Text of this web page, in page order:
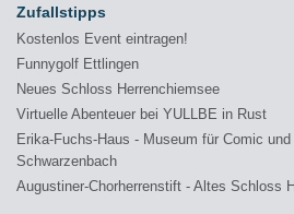
Zufallstipps
Kostenlos Event eintragen!
Funnygolf Ettlingen
Neues Schloss Herrenchiemsee
Virtuelle Abenteuer bei YULLBE in Rust
Erika-Fuchs-Haus - Museum für Comic
Schwarzenbach
Augustiner-Chorherrenstift - Altes Schloss